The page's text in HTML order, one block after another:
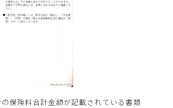
保険料合計金額が記載されている書類